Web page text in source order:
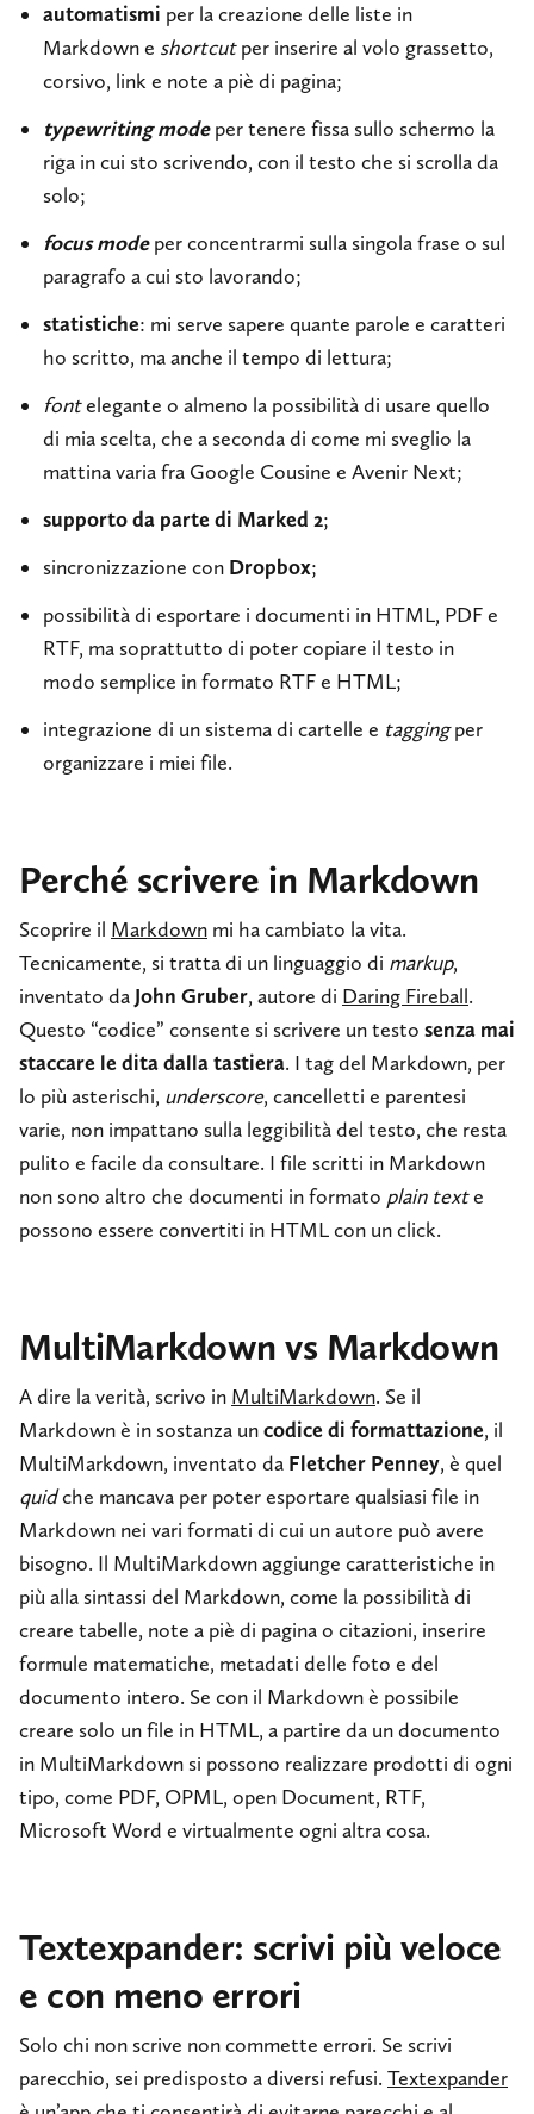
automatismi per la creazione delle liste in
Markdown e shortcutper inserire al volo grassetto,
corsivo, link e note a piè di pagina;
typewriting modeper tenere fissa sullo schermo la
riga in cui sto scrivendo, con il testo che si scrolla da
solo;
focus modeper concentrarmi sulla singola frase o sul
paragrafo a cui sto lavorando;
statistiche: mi serve sapere quante parole e caratteri
ho scritto, ma anche il tempo di lettura;
fontelegante o almeno la possibilità di usare quello
di mia scelta, che a seconda di come mi sveglio la
mattina varia fra Google Cousine e Avenir Next;
supporto da parte di Marked 2;
sincronizzazione con Dropbox;
possibilità di esportare i documenti in HTML, PDF e
RTF, ma soprattutto di poter copiare il testo in
modo semplice in formato RTF e HTML;
integrazione di un sistema di cartelle e taggingper
organizzare i miei file.
Perché scrivere in Markdown
Scoprire il Markdown mi ha cambiato la vita.
Tecnicamente, si tratta di un linguaggio di markup,
inventato da John Gruber, autore di Daring Fireball.
Questo “codice” consente si scrivere un testo senza mai
staccare le dita dalla tastiera. I tag del Markdown, per
lo più asterischi, underscore, cancelletti e parentesi
varie, non impattano sulla leggibilità del testo, che resta
pulito e facile da consultare. I file scritti in Markdown
non sono altro che documenti in formato plain texte
possono essere convertiti in HTML con un click.
MultiMarkdown vs Markdown
A dire la verità, scrivo in MultiMarkdown. Se il
Markdown è in sostanza uncodice di formattazione, il
MultiMarkdown, inventato da Fletcher Penney, è quel
quidche mancava per poter esportare qualsiasi file in
Markdown nei vari formati di cui un autore può avere
bisogno. Il MultiMarkdown aggiunge caratteristiche in
più alla sintassi del Markdown, come la possibilità di
creare tabelle, note a piè di pagina o citazioni, inserire
formule matematiche, metadati delle foto e del
documento intero. Se con il Markdown è possibile
creare solo un file in HTML, a partire da un documento
in MultiMarkdown si possono realizzare prodotti di ogni
tipo, come PDF, OPML, open Document, RTF,
Microsoft Word e virtualmente ogni altra cosa.
Textexpander: scrivi più veloce
e con meno errori
Solo chi non scrive non commette errori. Se scrivi
parecchio, sei predisposto a diversi refusi. Textexpander